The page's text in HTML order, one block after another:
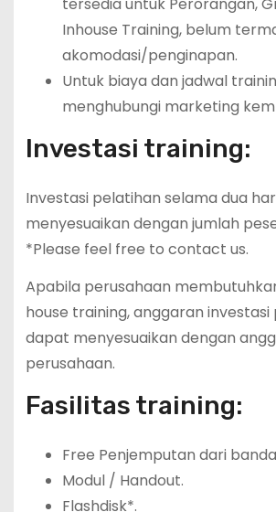
tersedia untuk Perorangan,
Inhouse Training, belum
akomodasi/penginapan.
Untuk biaya dan jadwal
menghubungi marketing
Investasi training:
Investasi pelatihan selama dua
menyesuaikan dengan jumlah
*Please feel free to contact us.
Apabila perusahaan
house training, anggaran
dapat menyesuaikan dengan
perusahaan.
Fasilitas training:
Free Penjemputan dari
Modul / Handout.
Flashdisk*.